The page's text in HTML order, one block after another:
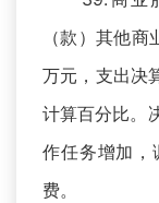
（款）其他
万元，支出决
计算百分比。
作任务增加，
费。